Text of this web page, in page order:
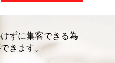
ずに集客できる為
きます。